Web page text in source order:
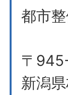
都市
〒
新潟